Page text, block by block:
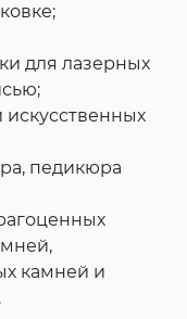
для лазерных
искусственных
педикюра
камней и